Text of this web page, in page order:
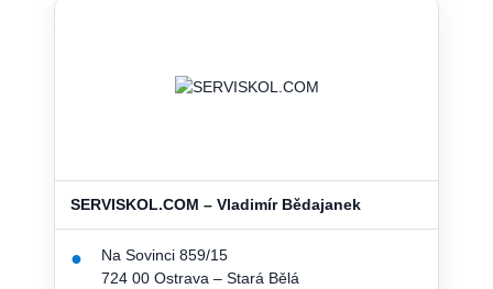
SERVISKOL.COM – Vladimír Bědajanek
●
Na Sovinci 859/15
724 00 Ostrava – Stará Bělá